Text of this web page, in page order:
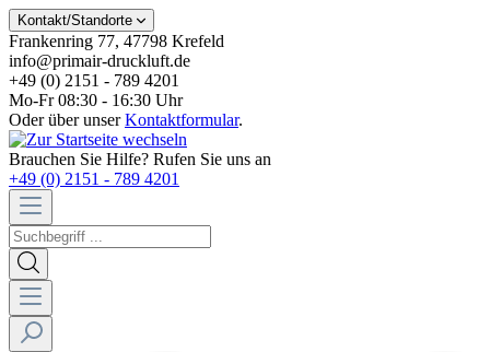
Kontakt/Standorte
Frankenring 77, 47798 Krefeld
info@primair-druckluft.de
+49 (0) 2151 - 789 4201
Mo-Fr 08:30 - 16:30 Uhr
Oder über unserKontaktformular.
Brauchen Sie Hilfe? Rufen Sie uns an
+49 (0) 2151 - 789 4201